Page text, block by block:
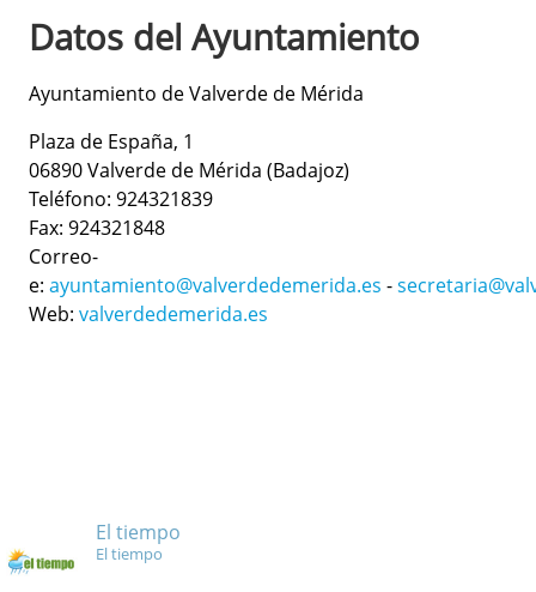
Datos del Ayuntamiento
Ayuntamiento de Valverde de Mérida
Plaza de España, 1
06890 Valverde de Mérida (Badajoz)
Teléfono: 924321839
Fax: 924321848
Correo-
e: ayuntamiento@valverdedemerida.es -
Web: valverdedemerida.es
El tiempo
El tiempo